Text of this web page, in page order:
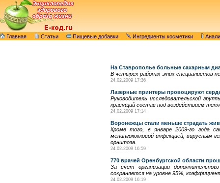
Главная Статьи Пищевые добавки Ингредиенты косметики
На Ставрополье больные сахарным
В четырех районах этих специалистов
24.02.2009 17:36
Лазерные принтеры провоцируют
Руководитель исследовательской
красящий состав под воздействием
24.02.2009 17:14
Воронежцы стали меньше страдать
Кроме того, в январе 2009-го года
менингококковой инфекцией, вирусным
орнитоза.
24.02.2009 16:59
770 врачей Оренбургской области
За счет организации
сохраняется на уровне 95%,
24.02.2009 16:19